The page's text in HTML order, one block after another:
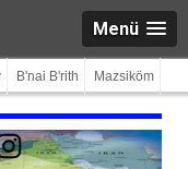
Menü
B'nai B'rith Mazsiköm